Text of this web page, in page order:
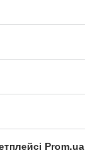
Prom.ua